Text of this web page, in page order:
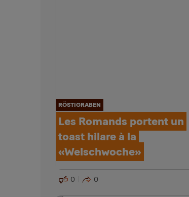
RÖSTIGRABEN
Les Romands portent un
toast hilare à la
«Welschwoche»
0 0